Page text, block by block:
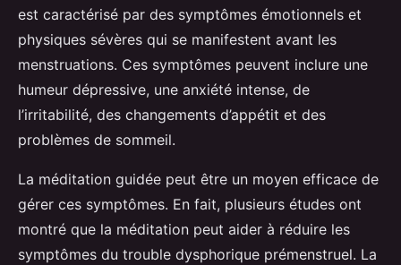
est caractérisé par des symptômes émotionnels et
physiques sévères qui se manifestent avant les
menstruations. Ces symptômes peuvent inclure une
humeur dépressive, une anxiété intense, de
l’irritabilité, des changements d’appétit et des
problèmes de sommeil.
La méditation guidée peut être un moyen efficace de
gérer ces symptômes. En fait, plusieurs études ont
montré que la méditation peut aider à réduire les
symptômes du trouble dysphorique prémenstruel. La